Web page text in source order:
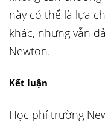
này có thể là lựa
khác, nhưng vẫn
Newton.
Kết luận
Học phí trường